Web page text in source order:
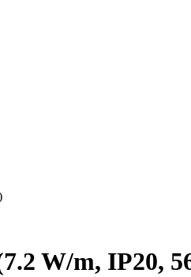
W/m, IP20,